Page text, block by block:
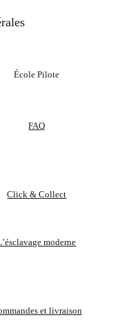
École Pilote
FAQ
Click & Collect
moderne
et livraison